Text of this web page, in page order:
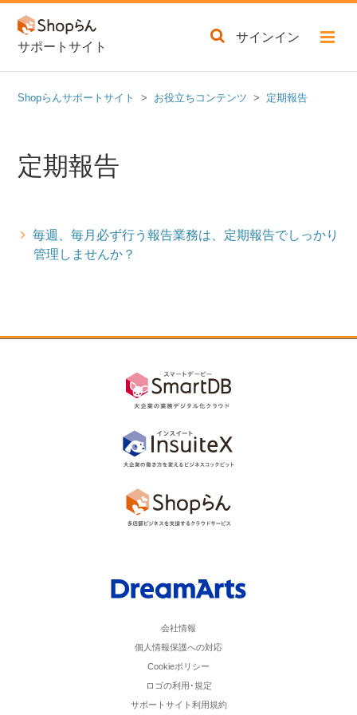
サポートサイト
サインイン
Shopらんサポートサイト お役立ちコンテンツ 定期報告
定期報告
毎週、毎月必ず行う報告業務は、定期報告でしっかり
管理しませんか？
会社情報
個人情報保護への対応
Cookieポリシー
ロゴの利用･規定
サポートサイト利用規約